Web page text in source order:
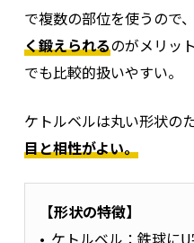
で複数の部位を使うので、
く鍛えられるのがメリッ
でも比較的扱いやすい。
ケトルベルは丸い形状の
目と相性がよい。
【形状の特徴】
ケトルベル：鉄球に